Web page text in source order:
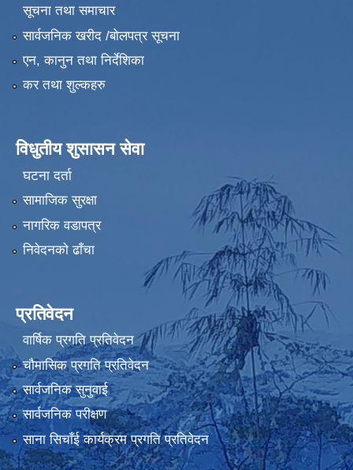
सूचना तथा समाचार
सार्वजनिक खरीद /बोलपत्र सूचना
एन, कानुन तथा निर्देशिका
कर तथा शुल्कहरु
विधुतीय शुसासन सेवा
घटना दर्ता
सामाजिक सुरक्षा
नागरिक वडापत्र
निवेदनको ढाँचा
प्रतिवेदन
वार्षिक प्रगति प्रतिवेदन
चौमासिक प्रगति प्रतिवेदन
सार्वजनिक सुनुवाई
सार्वजनिक परीक्षण
साना सिचाँई कार्यक्रम प्रगति प्रतिवेदन